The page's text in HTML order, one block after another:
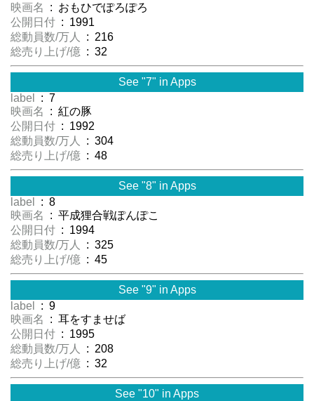
映画名
: おもひでぽろぽろ
公開日付 : 1991
総動員数/万人
: 216
総売り上げ/億 : 32
See "7" in Apps
label
: 7
映画名
: 紅の豚
公開日付 : 1992
総動員数/万人
: 304
総売り上げ/億 : 48
See "8" in Apps
label
: 8
映画名
: 平成狸合戦ぽんぽこ
公開日付 : 1994
総動員数/万人
: 325
総売り上げ/億 : 45
See "9" in Apps
label
: 9
映画名
: 耳をすませば
公開日付 : 1995
総動員数/万人
: 208
総売り上げ/億 : 32
See "10" in Apps